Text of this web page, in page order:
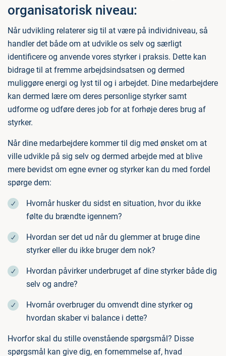
organisatorisk niveau:
Når udvikling relaterer sig til at være på individniveau, så
handler det både om at udvikle os selv og særligt
identificere og anvende vores styrker i praksis. Dette kan
bidrage til at fremme arbejdsindsatsen og dermed
muliggøre energi og lyst til og i arbejdet. Dine medarbejdere
kan dermed lære om deres personlige styrker samt
udforme og udføre deres job for at forhøje deres brug af
styrker.
Når dine medarbejdere kommer til dig med ønsket om at
ville udvikle på sig selv og dermed arbejde med at blive
mere bevidst om egne evner og styrker kan du med fordel
spørge dem:
Hvornår husker du sidst en situation, hvor du ikke
følte du brændte igennem?
Hvordan ser det ud når du glemmer at bruge dine
styrker eller du ikke bruger dem nok?
Hvordan påvirker underbruget af dine styrker både dig
selv og andre?
Hvornår overbruger du omvendt dine styrker og
hvordan skaber vi balance i dette?
Hvorfor skal du stille ovenstående spørgsmål? Disse
spørgsmål kan give dig, en fornemmelse af, hvad